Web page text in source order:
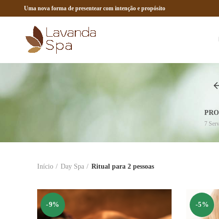
Uma nova forma de presentear com intenção e propósito
7
Início Day Spa Ritual para 2 pessoas
-9% -5%